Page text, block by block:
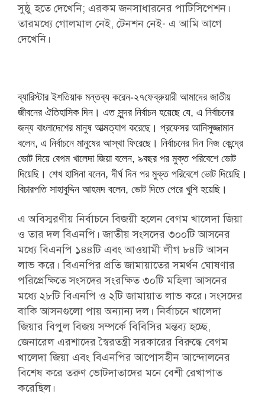
সুষ্ঠু হতে দেখেনি; এরকম জনসাধারনের পাটিসিপেশন।
তারমধ্যে গোলমাল নেই, টেনশন নেই- এ আমি আগে
দেখেনি।
ব্যারিস্টার ইশতিয়াক মন্তব্য করেন-২৭ফেব্রুয়ারী আমাদের জাতীয়
জীবনের ঐতিহাসিক দিন। এত সুন্দর নির্বাচন হয়েছে যে, এ নির্বাচনের
জন্য বাংলাদেশের মানুষ আত্মত্যাগ করেছে। প্রফেসর আনিসুজ্জামান
বলেন, এ নির্বাচনে মানুষের আস্থা ফিরেছে। নির্বাচনের দিন নিজ কেন্দ্রে
ভোট দিয়ে বেগম খালেদা জিয়া বলেন, ৯বছর পর মুক্ত পরিবেশে ভোট
দিয়েছি। শেখ হাসিনা বলেন, দীর্ঘ দিন পর মুক্ত পরিবেশে ভোট দিয়েছি।
বিচারপতি সাহাবুদ্দিন আহমদ বলেন, ভোট দিতে পেরে খুশি হয়েছি।
এ অবিস্মরণীয় নির্বাচনে বিজয়ী হলেন বেগম খালেদা জিয়া
ও তার দল বিএনপি। জাতীয় সংসদের ৩০০টি আসনের
মধ্যে বিএনপি ১৪৪টি এবং আওয়ামী লীগ ৮৪টি আসন
লাভ করে। বিএনপির প্রতি জামায়াতের সমর্থন ঘোষণার
পরিপ্রেক্ষিতে সংসদের সংরক্ষিত ৩০টি মহিলা আসনের
মধ্যে ২৮টি বিএনপি ও ২টি জামায়াত লাভ করে। সংসদের
বাকি আসনগুলো পায় অন্যান্য দল। নির্বাচনে খালেদা
জিয়ার বিপুল বিজয় সম্পর্কে বিবিসির মন্তব্য হচ্ছে,
জেনারেল এরশাদের স্বৈরতন্ত্রী সরকারের বিরুদ্ধে বেগম
খালেদা জিয়া এবং বিএনপির আপোসহীন আন্দোলনের
বিশেষ করে তরুণ ভোটদাতাদের মনে বেশী রেখাপাত
করেছিল।